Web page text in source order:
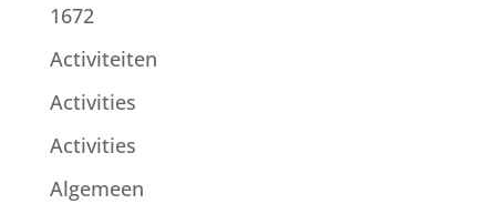
1672
Activiteiten
Activities
Activities
Algemeen